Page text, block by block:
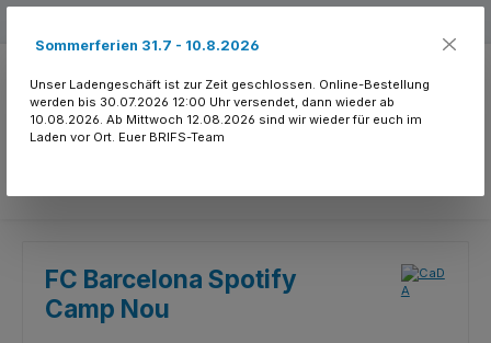
FC Barcelona Spotify
Camp Nou
Sommerferien 31.7 - 10.8.2026
Unser Ladengeschäft ist zur Zeit geschlossen. Online-Bestellung
werden bis 30.07.2026 12:00 Uhr versendet, dann wieder ab
10.08.2026. Ab Mittwoch 12.08.2026 sind wir wieder für euch im
Laden vor Ort. Euer BRIFS-Team